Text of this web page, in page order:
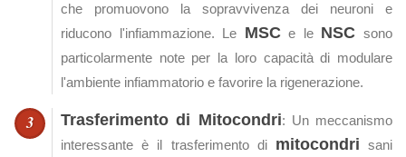
che promuovono la sopravvivenza dei neuroni e
riducono l'infiammazione. Le MSCe le NSC sono
particolarmente note per la loro capacità di modulare
l'ambiente infiammatorio e favorire la rigenerazione.
Trasferimento di Mitocondri: Un meccanismo
interessante è il trasferimento di mitocondri sani